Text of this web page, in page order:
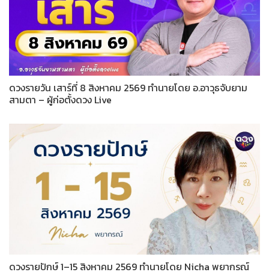
ดวงรายวัน เสาร์ที่ 8 สิงหาคม 2569 ทำนายโดย อ.อาวุธจับยาม
สามตา – ผู้ก่อตั้งดวง Live
ดวงรายปักษ์ 1–15 สิงหาคม 2569 ทำนายโดย Nicha พยากรณ์